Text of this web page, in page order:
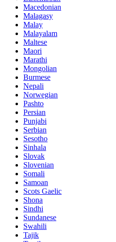
Macedonian
Malagasy
Malay
Malayalam
Maltese
Maori
Marathi
Mongolian
Burmese
Nepali
Norwegian
Pashto
Persian
Punjabi
Serbian
Sesotho
Sinhala
Slovak
Slovenian
Somali
Samoan
Scots Gaelic
Shona
Sindhi
Sundanese
Swahili
Tajik